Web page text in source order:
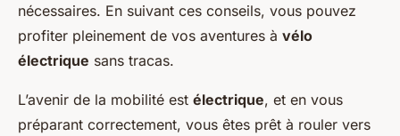
nécessaires. En suivant ces conseils, vous pouvez
profiter pleinement de vos aventures à vélo
électrique sans tracas.
L’avenir de la mobilité est électrique, et en vous
préparant correctement, vous êtes prêt à rouler vers